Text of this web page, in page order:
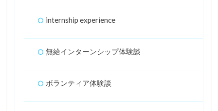
internship experience
無給インターンシップ体験談
ボランティア体験談